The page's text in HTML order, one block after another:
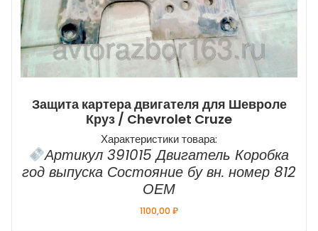
Защита картера двигателя для Шевроле
Круз / Chevrolet Cruze
Характеристики товара:
Артикул 391015 Двигатель Коробка
год выпуска Состояние бу вн. номер 812
ОЕМ
1100,00₽